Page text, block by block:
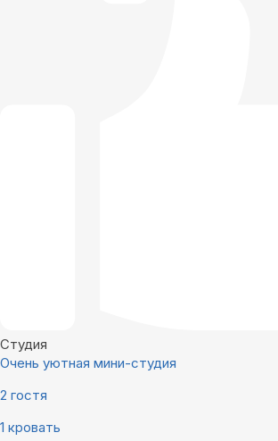
Студия
Очень уютная мини-студия
2 гостя
1 кровать